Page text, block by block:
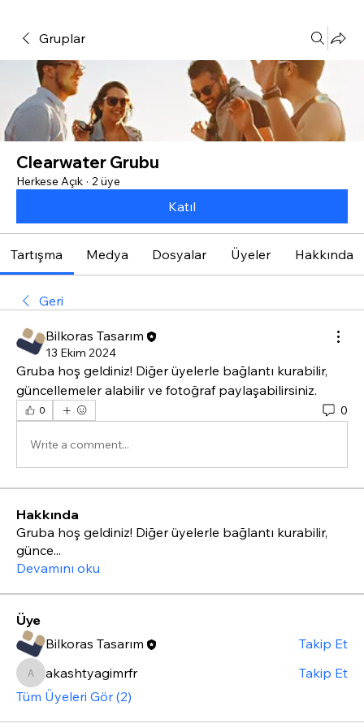
Gruplar
Clearwater Grubu
Herkese Açık · 2 üye
Katıl
Tartışma Medya Dosyalar Üyeler Hakkında
Geri
Bilkoras Tasarım
13 Ekim 2024
Gruba hoş geldiniz! Diğer üyelerle bağlantı kurabilir,
güncellemeler alabilir ve fotoğraf paylaşabilirsiniz.
0 0
Write a comment...
Hakkında
Gruba hoş geldiniz! Diğer üyelerle bağlantı kurabilir,
günce...
Devamını oku
Üye
Bilkoras Tasarım
Takip Et
akashtyagimrfr
akashtyagimrfr
Takip Et
Tüm Üyeleri Gör (2)